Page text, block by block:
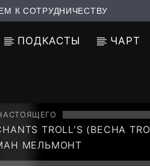
К СОТРУДНИЧЕСТВУ
ПОДКАСТЫ ЧАРТ
TROLL'S (ВЕСНА TROLL44
MIX 33)
МЕЛЬМОНТ